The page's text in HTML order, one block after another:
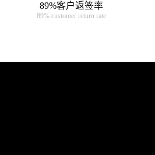
89%客户返签率
89% customer return rate